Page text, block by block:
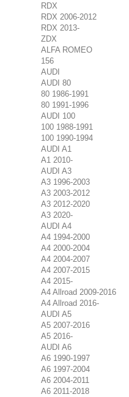
RDX
RDX 2006-2012
RDX 2013-
ZDX
ALFA ROMEO
156
AUDI
AUDI 80
80 1986-1991
80 1991-1996
AUDI 100
100 1988-1991
100 1990-1994
AUDI A1
A1 2010-
AUDI A3
A3 1996-2003
A3 2003-2012
A3 2012-2020
A3 2020-
AUDI A4
A4 1994-2000
A4 2000-2004
A4 2004-2007
A4 2007-2015
A4 2015-
A4 Allroad 2009-2016
A4 Allroad 2016-
AUDI A5
A5 2007-2016
A5 2016-
AUDI A6
A6 1990-1997
A6 1997-2004
A6 2004-2011
A6 2011-2018